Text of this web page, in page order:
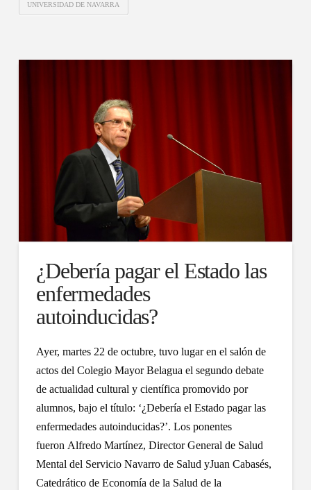
UNIVERSIDAD DE NAVARRA
¿Debería pagar el Estado las
enfermedades
autoinducidas?
Ayer, martes 22 de octubre, tuvo lugar en el salón de
actos del Colegio Mayor Belagua el segundo debate
de actualidad cultural y científica promovido por
alumnos, bajo el título: ‘¿Debería el Estado pagar las
enfermedades autoinducidas?’. Los ponentes
fueron Alfredo Martínez, Director General de Salud
Mental del Servicio Navarro de Salud yJuan Cabasés,
Catedrático de Economía de la Salud de la